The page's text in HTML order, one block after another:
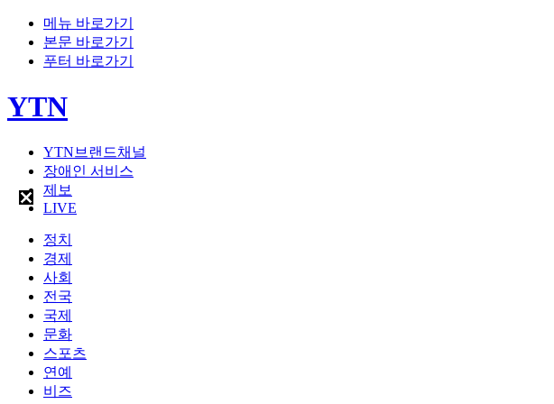
메뉴 바로가기
본문 바로가기
푸터 바로가기
YTN
YTN브랜드채널
장애인 서비스
제보
LIVE
정치
경제
사회
전국
국제
문화
스포츠
연예
비즈